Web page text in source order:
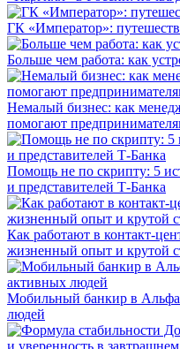
ГК «Император»:
Больше чем работа: как
Немалый бизнес: как
помогают
Помощь не по скрипту: 5
и представителей Т-Банка
Как работают в контакт-
жизненный опыт и крутой
Мобильный банкир в
людей